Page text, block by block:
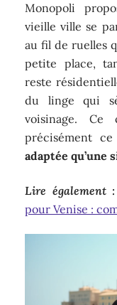
Monopoli
vieille ville se
au fil de ruelles
petite place,
reste
du linge qui
voisinage.
précisément
adaptée qu’une
Lire également :
pour Venise :